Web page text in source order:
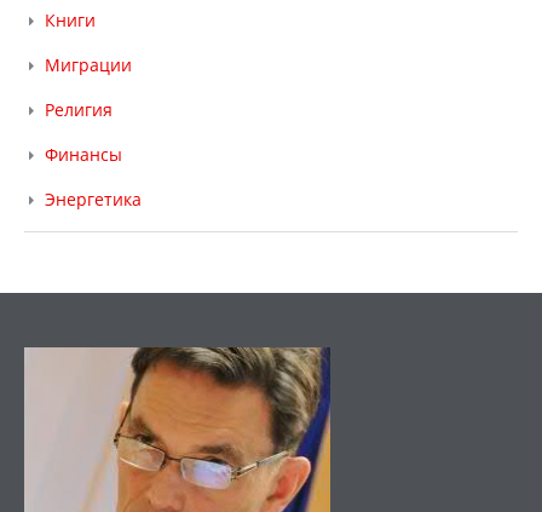
Книги
Миграции
Религия
Финансы
Энергетика